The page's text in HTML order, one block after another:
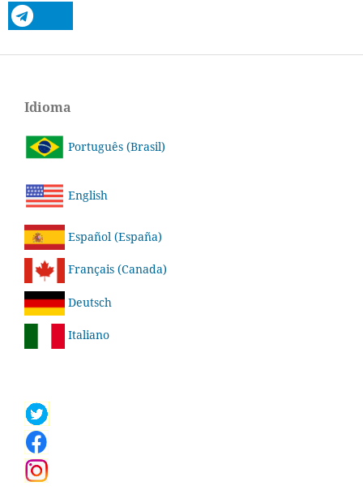
Idioma
Português (Brasil)
English
Español (España)
Français (Canada)
Deutsch
Italiano